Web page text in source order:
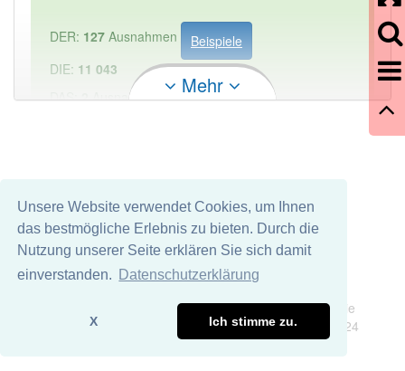
Unsere Website verwendet Cookies, um Ihnen
das bestmögliche Erlebnis zu bieten. Durch die
Nutzung unserer Seite erklären Sie sich damit
einverstanden.
Datenschutzerklärung
X Ich stimme zu.
DER: 127 Ausnahmen
Beispiele
DIE: 11 043
DAS:2Ausnahmen Beispiele
Häufigkeit: 2 von 10
Wörter mit Endung-zeilenfrequenzeinstellung
mit einem anderen Artikel: -1
88% unserer Spielapp-Nutzer haben den Artikel
Mehr
Wir übernehmen keine Garantie und keine Haftung für die
Richtigkeit und Vollständigkeit dieser Seite. DDDEasy 2024